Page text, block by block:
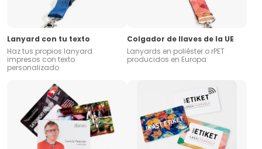
Lanyard con tu texto
Haz tus propios lanyard
impresos con texto
personalizado
Colgador de llaves de la UE
Lanyards en poliéster o rPET
producidos en Europa